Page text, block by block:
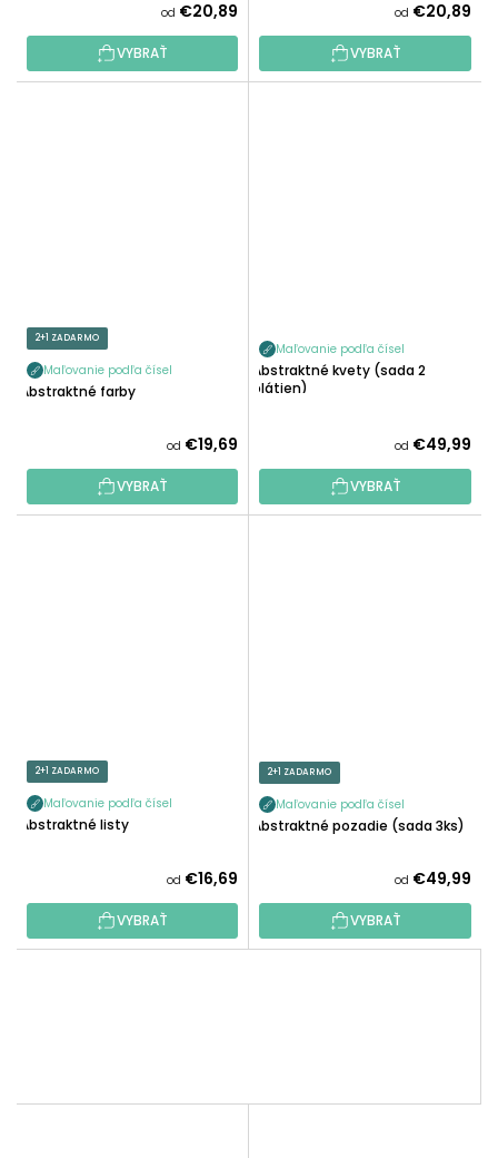
od €20,89
VYBRAŤ
od €20,89
VYBRAŤ
2+1 ZADARMO
Maľovanie podľa čísel
Abstraktné farby
od €19,69
VYBRAŤ
Maľovanie podľa čísel
Abstraktné kvety (sada 2
plátien)
od €49,99
VYBRAŤ
2+1 ZADARMO
Maľovanie podľa čísel
Abstraktné listy
od €16,69
VYBRAŤ
2+1 ZADARMO
Maľovanie podľa čísel
Abstraktné pozadie (sada 3ks)
od €49,99
VYBRAŤ